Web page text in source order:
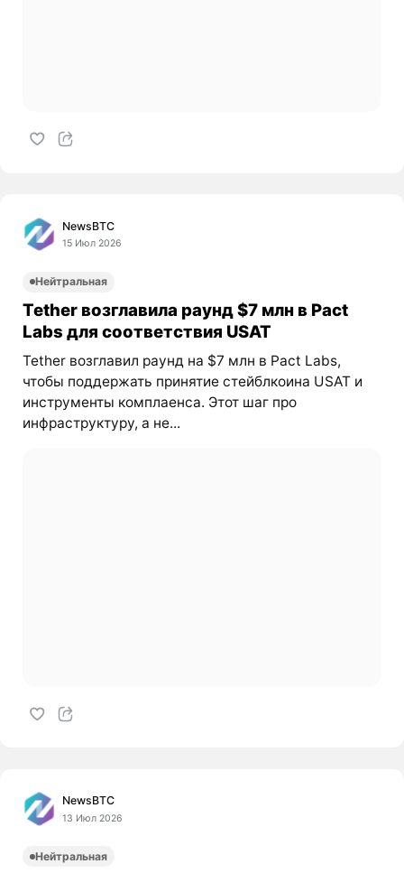
NewsBTC
15 Июл 2026
Нейтральная
Tether возглавила раунд $7 млн в Pact
Labs для соответствия USAT
Tether возглавил раунд на $7 млн в Pact Labs,
чтобы поддержать принятие стейблкоина USAT и
инструменты комплаенса. Этот шаг про
инфраструктуру, а не...
NewsBTC
13 Июл 2026
Нейтральная